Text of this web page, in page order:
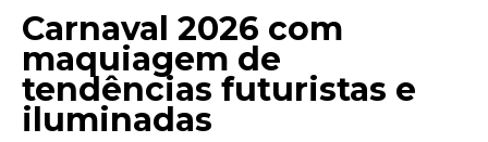
Contato
Carnaval 2026 com
maquiagem de
tendências futuristas e
iluminadas